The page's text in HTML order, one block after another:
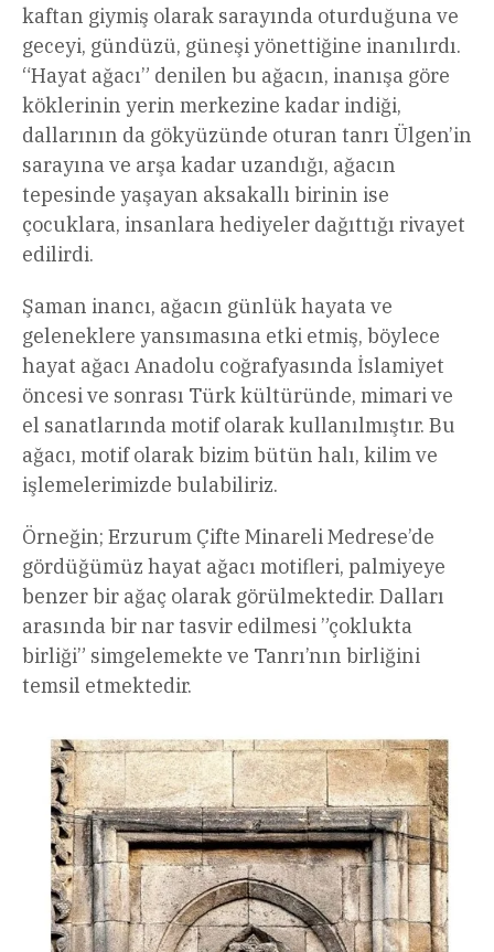
kaftan giymiş olarak sarayında oturduğuna ve
geceyi, gündüzü, güneşi yönettiğine inanılırdı.
“Hayat ağacı” denilen bu ağacın, inanışa göre
köklerinin yerin merkezine kadar indiği,
dallarının da gökyüzünde oturan tanrı Ülgen’in
sarayına ve arşa kadar uzandığı, ağacın
tepesinde yaşayan aksakallı birinin ise
çocuklara, insanlara hediyeler dağıttığı rivayet
edilirdi.
Şaman inancı, ağacın günlük hayata ve
geleneklere yansımasına etki etmiş, böylece
hayat ağacı Anadolu coğrafyasında İslamiyet
öncesi ve sonrası Türk kültüründe, mimari ve
el sanatlarında motif olarak kullanılmıştır. Bu
ağacı, motif olarak bizim bütün halı, kilim ve
işlemelerimizde bulabiliriz.
Örneğin; Erzurum Çifte Minareli Medrese’de
gördüğümüz hayat ağacı motifleri, palmiyeye
benzer bir ağaç olarak görülmektedir. Dalları
arasında bir nar tasvir edilmesi ”çoklukta
birliği” simgelemekte ve Tanrı’nın birliğini
temsil etmektedir.